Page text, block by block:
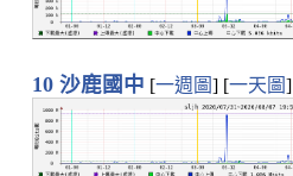
10 沙鹿國中 [一週圖] [一天圖]